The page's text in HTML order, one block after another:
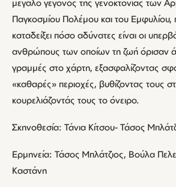
μεγάλο γεγονός της γενοκτονίας των
Παγκοσμίου Πολέμου και του Εμφυλίου,
καταδείξει πόσο αδύνατες είναι οι
ανθρώπους των οποίων τη ζωή όρισαν
γραμμές στο χάρτη, εξασφαλίζοντας
«καθαρές» περιοχές, βυθίζοντας τους
κουρελιάζοντάς τους το όνειρο.
Σκηνοθεσία: Τάνια Κίτσου- Τάσος
Ερμηνεία: Τάσος Μπλάτζιος, Βούλα
Καστάνη